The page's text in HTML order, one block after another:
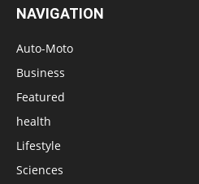
NAVIGATION
Auto-Moto
Business
Featured
health
Lifestyle
Sciences